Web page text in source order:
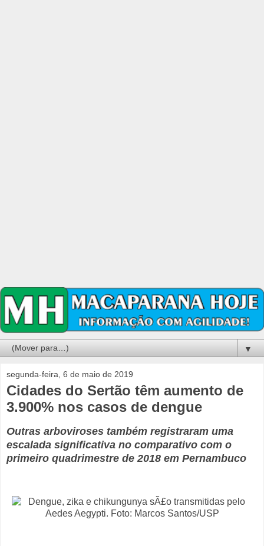
▼
segunda-feira, 6 de maio de 2019
Cidades do Sertão têm aumento de
3.900% nos casos de dengue
Outras arboviroses também registraram uma
escalada significativa no comparativo com o
primeiro quadrimestre de 2018 em Pernambuco